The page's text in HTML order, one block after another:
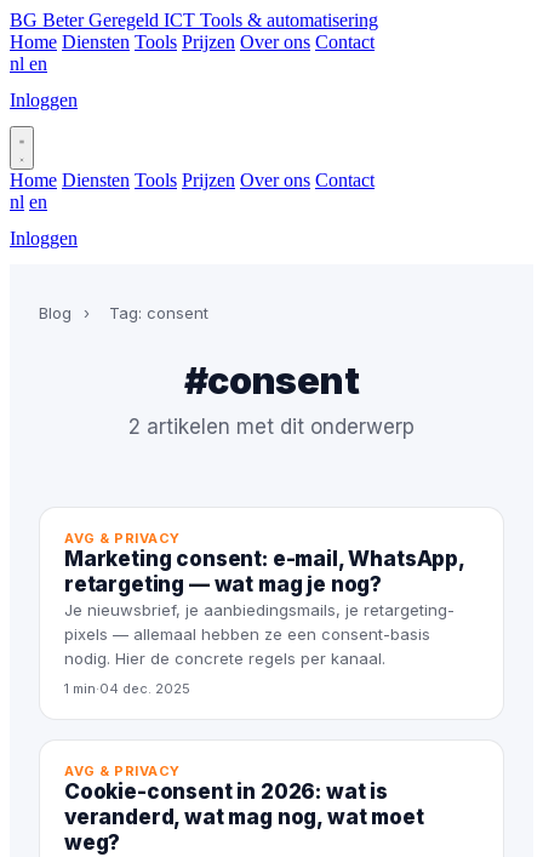
BG Beter Geregeld ICT Tools & automatisering
Home Diensten Tools Prijzen Over ons Contact
nl en
Inloggen
Home Diensten Tools Prijzen Over ons Contact
nl en
Inloggen
Blog › Tag: consent
#consent
2 artikelen met dit onderwerp
AVG & PRIVACY
Marketing consent: e-mail, WhatsApp,
retargeting — wat mag je nog?
Je nieuwsbrief, je aanbiedingsmails, je retargeting-
pixels — allemaal hebben ze een consent-basis
nodig. Hier de concrete regels per kanaal.
1 min·04 dec. 2025
AVG & PRIVACY
Cookie-consent in 2026: wat is
veranderd, wat mag nog, wat moet
weg?